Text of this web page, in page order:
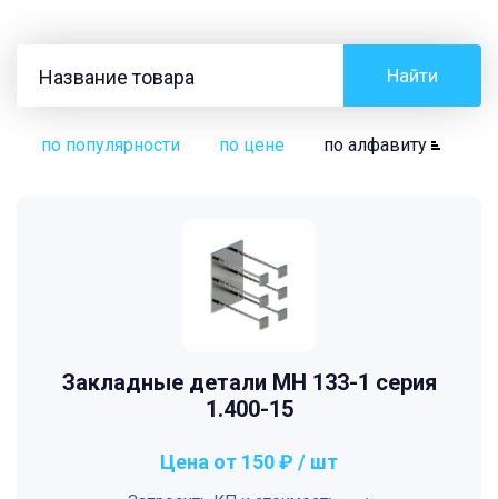
Найти
по популярности по цене по алфавиту
Закладные детали МН 133-1 серия
1.400-15
Цена от 150 ₽ / шт